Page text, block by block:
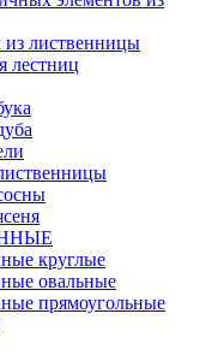
из лиственницы
лестниц
круглые
овальные
прямоугольные